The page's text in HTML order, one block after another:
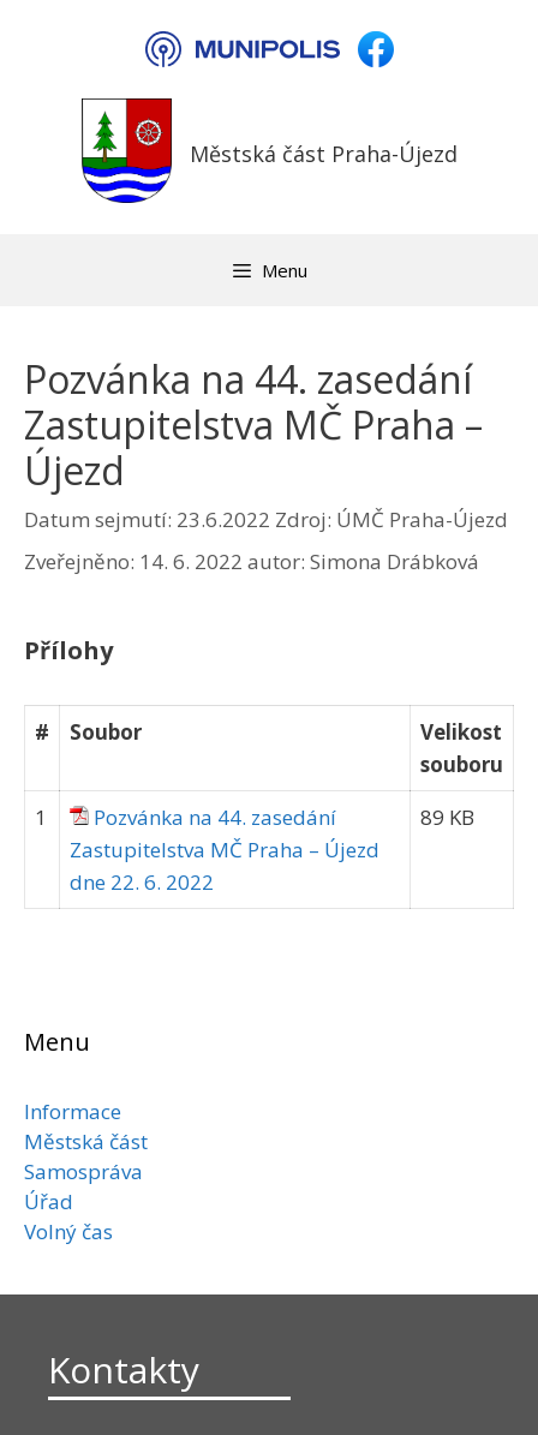
Městská část Praha-Újezd
Menu
Pozvánka na 44. zasedání
Zastupitelstva MČ Praha –
Újezd
Datum sejmutí: 23.6.2022 Zdroj: ÚMČ Praha-Újezd
Zveřejněno: 14. 6. 2022 autor: Simona Drábková
Přílohy
# Soubor
Velikost
souboru
1
Pozvánka na 44. zasedání
Zastupitelstva MČ Praha – Újezd
dne 22. 6. 2022
89 KB
Menu
Informace
Městská část
Samospráva
Úřad
Volný čas
Kontakty